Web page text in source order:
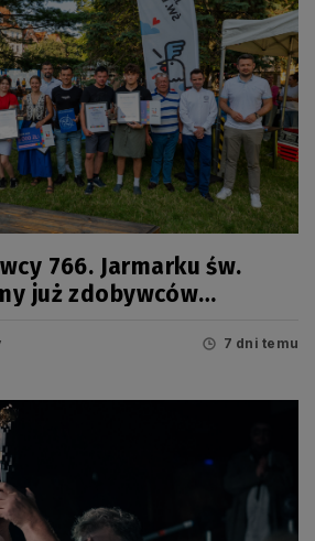
766. Jarmarku św.
już zdobywców
7 dni temu